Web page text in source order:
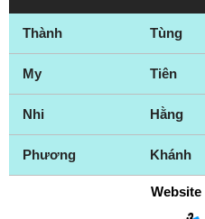
Thành Tùng
My Tiên
Nhi Hằng
Phương Khánh
Website